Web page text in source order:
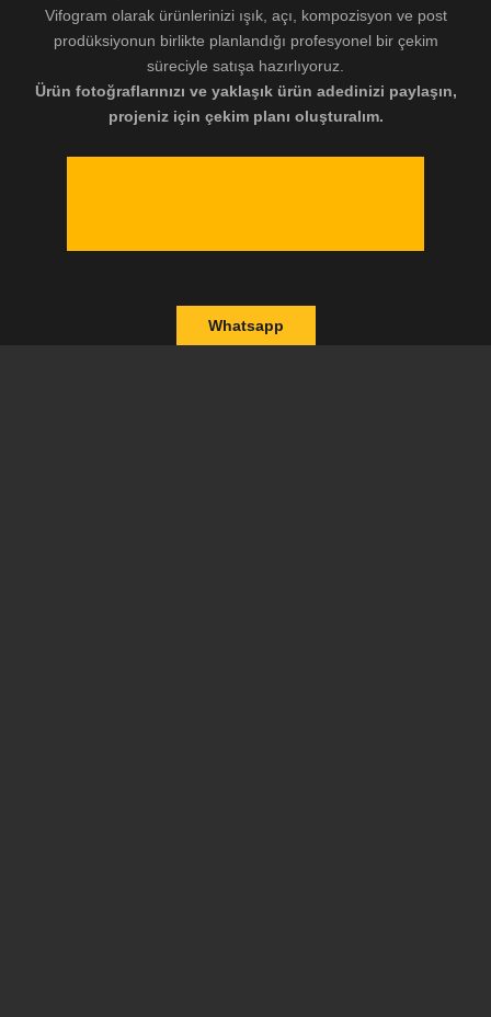
Vifogram olarak ürünlerinizi ışık, açı, kompozisyon ve post
prodüksiyonun birlikte planlandığı profesyonel bir çekim
süreciyle satışa hazırlıyoruz.
Ürün fotoğraflarınızı ve yaklaşık ürün adedinizi paylaşın,
projeniz için çekim planı oluşturalım.
Whatsapp